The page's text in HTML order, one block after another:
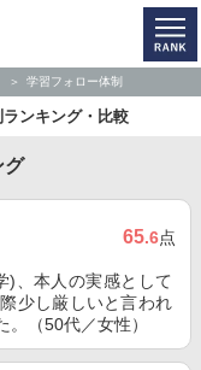
学習フォロー体制
ランキング・比較
グ
65.6点
)、本人の実感として
少し厳しいと言われ
（50代／女性）